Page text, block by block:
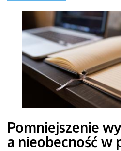
Pomniejszenie
a nieobecność w